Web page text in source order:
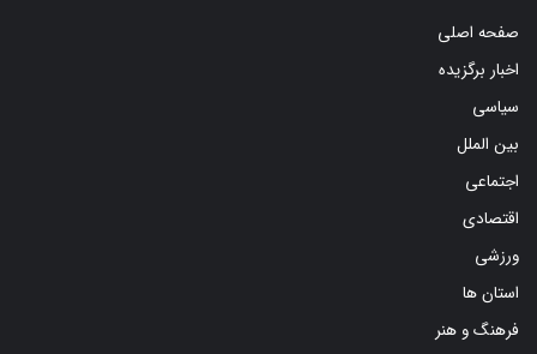
اخبار برگزیده
سیاسی
بین الملل
اجتماعی
اقتصادی
ورزشی
استان ها
فرهنگ و هنر
درباره ما